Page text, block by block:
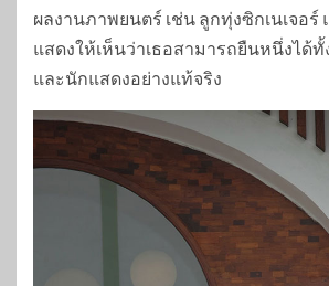
ผลงานภาพยนตร์ เช่น ลูกทุ่งซิกเนเจอร์
แสดงให้เห็นว่าเธอสามารถยืนหนึ่งได้
และนักแสดงอย่างแท้จริง